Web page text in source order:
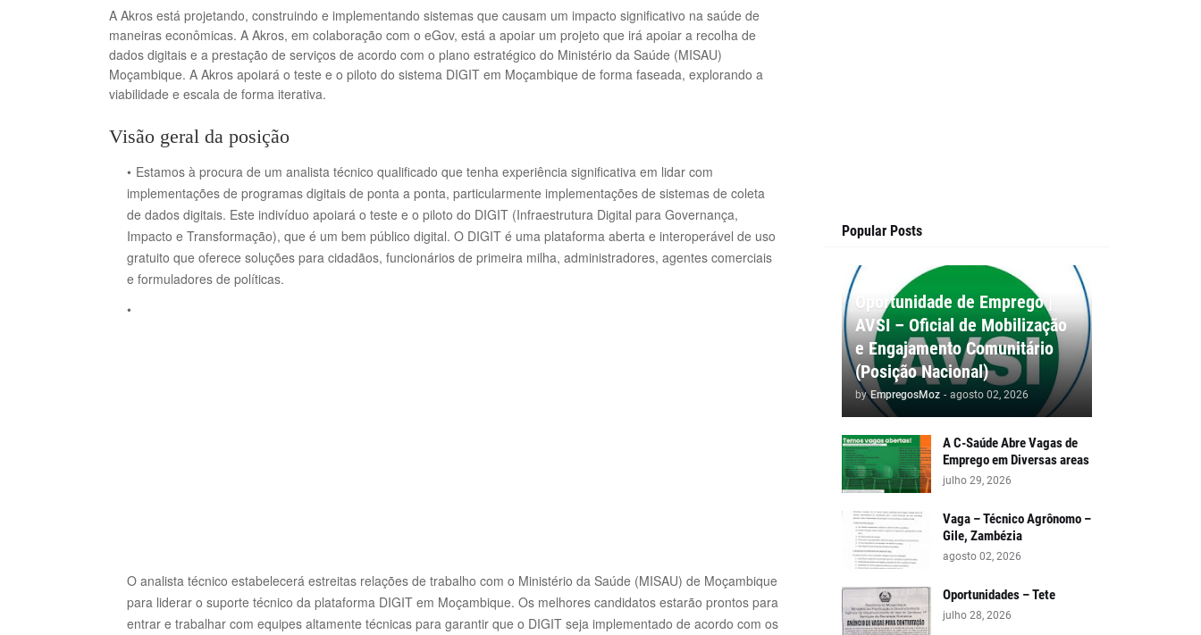
A Akros está projetando, construindo e implementando sistemas que causam um impacto significativo na saúde de
maneiras econômicas. A Akros, em colaboração com o eGov, está a apoiar um projeto que irá apoiar a recolha de
dados digitais e a prestação de serviços de acordo com o plano estratégico do Ministério da Saúde (MISAU)
Moçambique. A Akros apoiará o teste e o piloto do sistema DIGIT em Moçambique de forma faseada, explorando a
viabilidade e escala de forma iterativa.
Visão geral da posição
Estamos à procura de um analista técnico qualificado que tenha experiência significativa em lidar com
implementações de programas digitais de ponta a ponta, particularmente implementações de sistemas de coleta
de dados digitais. Este indivíduo apoiará o teste e o piloto do DIGIT (Infraestrutura Digital para Governança,
Impacto e Transformação), que é um bem público digital. O DIGIT é uma plataforma aberta e interoperável de uso
gratuito que oferece soluções para cidadãos, funcionários de primeira milha, administradores, agentes comerciais
e formuladores de políticas.
O analista técnico estabelecerá estreitas relações de trabalho com o Ministério da Saúde (MISAU) de Moçambique
para liderar o suporte técnico da plataforma DIGIT em Moçambique. Os melhores candidatos estarão prontos para
entrar e trabalhar com equipes altamente técnicas para garantir que o DIGIT seja implementado de acordo com os
Popular Posts
Oportunidade de Emprego |
AVSI – Oficial de Mobilização
e Engajamento Comunitário
(Posição Nacional)
by EmpregosMoz - agosto 02, 2026
A C-Saúde Abre Vagas de
Emprego em Diversas areas
julho 29, 2026
Vaga – Técnico Agrônomo –
Gile, Zambézia
agosto 02, 2026
Oportunidades – Tete
julho 28, 2026